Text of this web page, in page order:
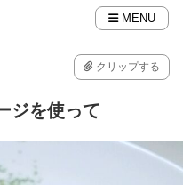
MENU
クリップする
ジを使って